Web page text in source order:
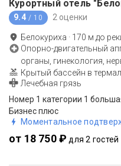
Курортный отель
9.4 / 10 2 оценки
Белокуриха · 170 м до
Опорно-двигательный
органы, гинекология,
Крытый бассейн в
Лечебная грязь
Номер 1 категории 1
Бизнес плюс
Моментальное
от 18 750 ₽ для 2 гостей